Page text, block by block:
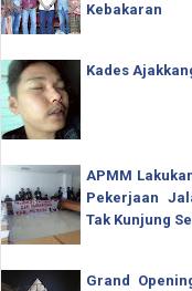
Kebakaran
Kades
APMM
Pekerjaan
Tak Kunjung
Grand